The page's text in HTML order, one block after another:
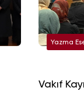
Yazma
Vakıf